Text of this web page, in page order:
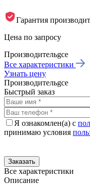
Гарантия
Цена по запросу
Производительgce
Все характеристики
Узнать цену
Производительgce
Быстрый заказ
Я ознакомлен(а) с
принимаю условия
Все характеристики
Описание